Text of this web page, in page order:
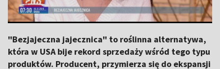
"Bezjajeczna jajecznica" to roślinna alternatywa,
która w USA bije rekord sprzedaży wśród tego typu
produktów. Producent, przymierza się do ekspansji